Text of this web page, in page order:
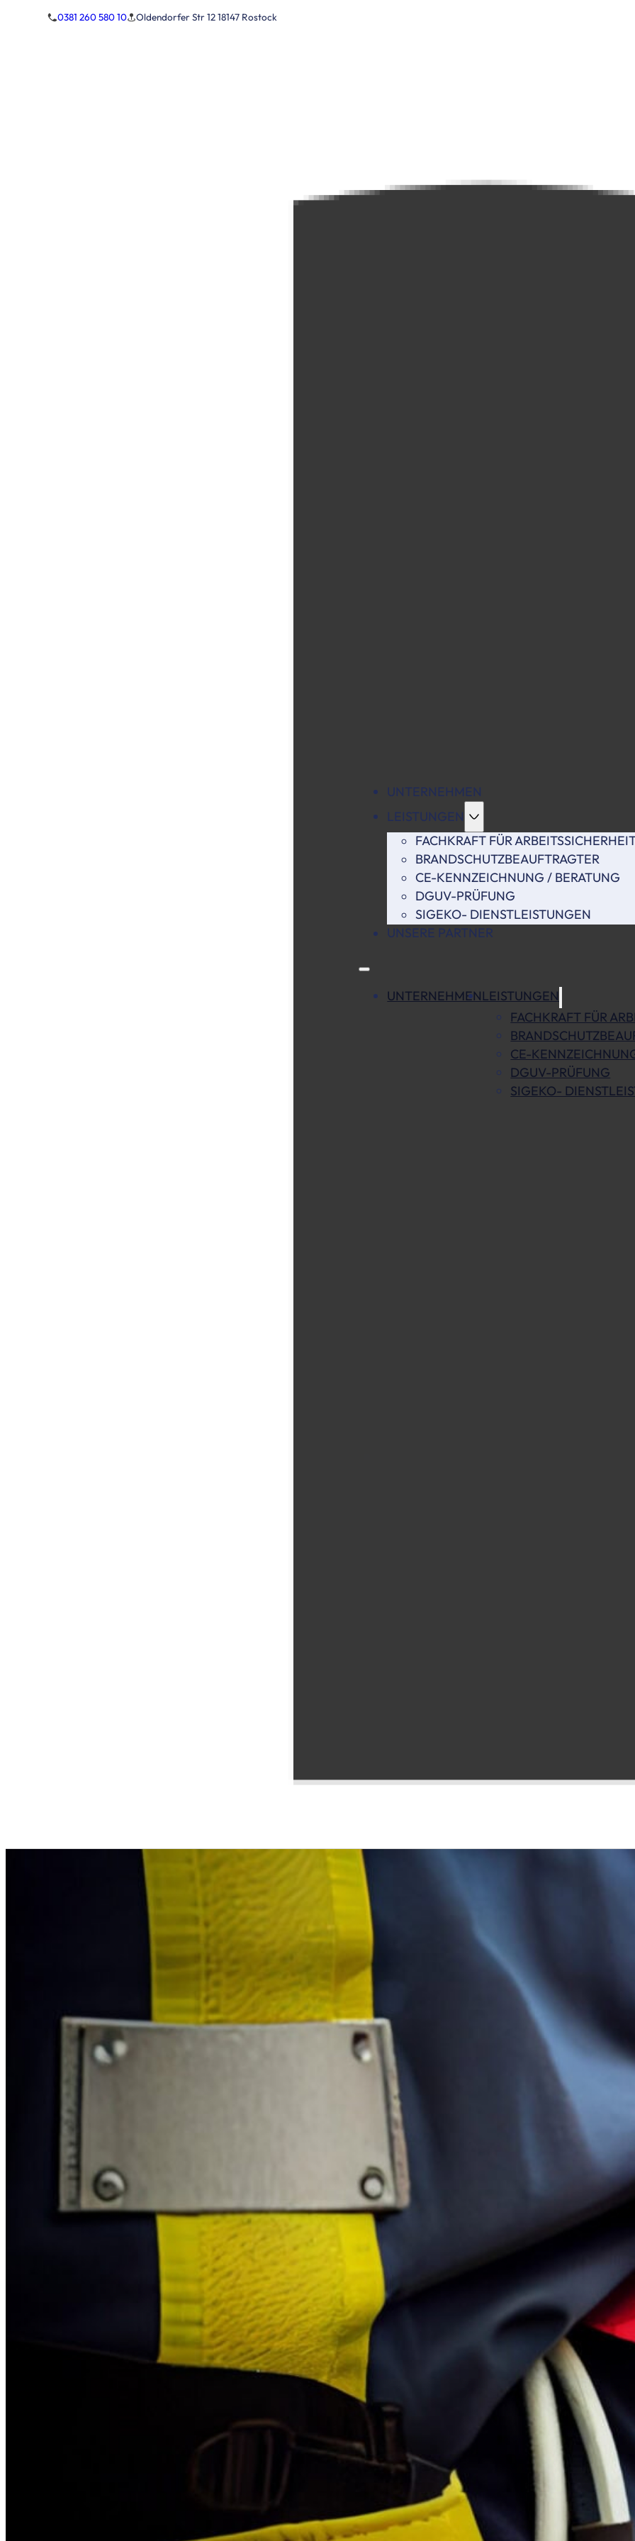
0381 260 580 10 Oldendorfer Str 12 18147 Rostock
UNTERNEHMEN
LEISTUNGEN
FACHKRAFT FÜR
BRANDSCHUTZBEAUFTRAGTER
CE-KENNZEICHNUNG / BERATUNG
DGUV-PRÜFUNG
SIGEKO- DIENSTLEISTUNGEN
UNSERE PARTNER
UNTERNEHMENLEISTUNGEN
FACHKRAFT FÜR
CE-
DGUV-PRÜFUNG
SIGEKO-